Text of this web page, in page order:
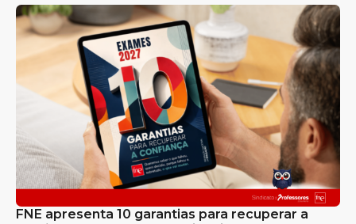
FNE apresenta 10 garantias para recuperar a